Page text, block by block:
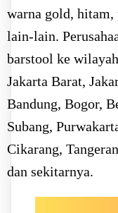
warna gold,
lain-lain.
barstool ke
Jakarta Barat,
Bandung, Bogor,
Subang,
Cikarang,
dan sekitarnya.